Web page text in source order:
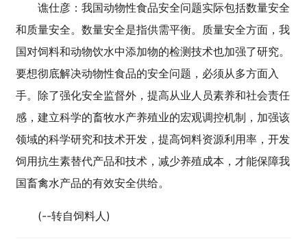
谯仕彦：我国动物性食品安全问题实际包括数量安全
和质量安全。数量安全是指供需平衡。质量安全方面，我
国对饲料和动物饮水中添加物的检测技术也加强了研究。
要想彻底解决动物性食品的安全问题，必须从多方面入
手。除了强化安全监督外，提高从业人员素养和社会责任
感，建立科学的畜牧水产养殖业的宏观调控机制，加强该
领域的科学研究和技术开发，提高饲料资源利用率，开发
饲用抗生素替代产品和技术，减少养殖成本，才能保障我
国畜禽水产品的有效安全供给。
(--转自饲料人)